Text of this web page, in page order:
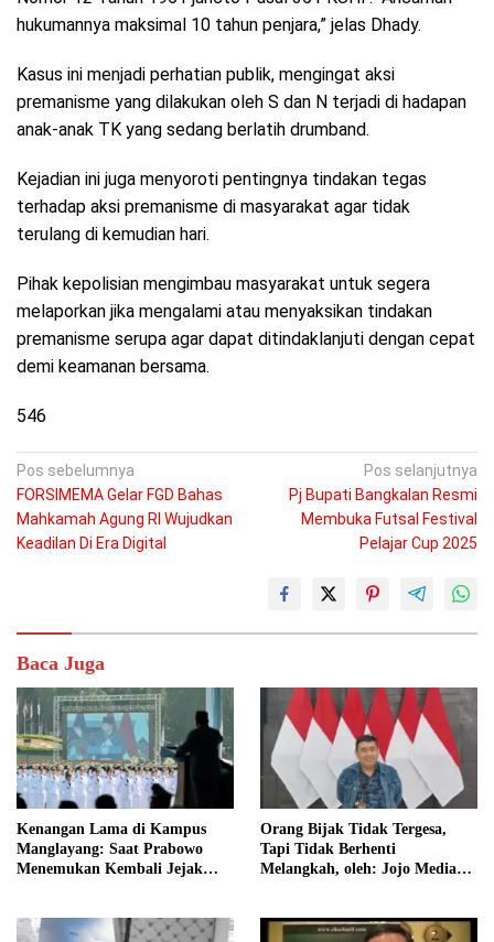
hukumannya maksimal 10 tahun penjara,” jelas Dhady.
Kasus ini menjadi perhatian publik, mengingat aksi
premanisme yang dilakukan oleh S dan N terjadi di hadapan
anak-anak TK yang sedang berlatih drumband.
Kejadian ini juga menyoroti pentingnya tindakan tegas
terhadap aksi premanisme di masyarakat agar tidak
terulang di kemudian hari.
Pihak kepolisian mengimbau masyarakat untuk segera
melaporkan jika mengalami atau menyaksikan tindakan
premanisme serupa agar dapat ditindaklanjuti dengan cepat
demi keamanan bersama.
546
Navigasi
pos
Pos sebelumnya
FORSIMEMA Gelar FGD Bahas
Mahkamah Agung RI Wujudkan
Keadilan Di Era Digital
Pos selanjutnya
Pj Bupati Bangkalan Resmi
Membuka Futsal Festival
Pelajar Cup 2025
Baca Juga
Kenangan Lama di Kampus
Manglayang: Saat Prabowo
Menemukan Kembali Jejak
Orang Bijak Tidak Tergesa,
Tapi Tidak Berhenti
Melangkah, oleh: Jojo Media